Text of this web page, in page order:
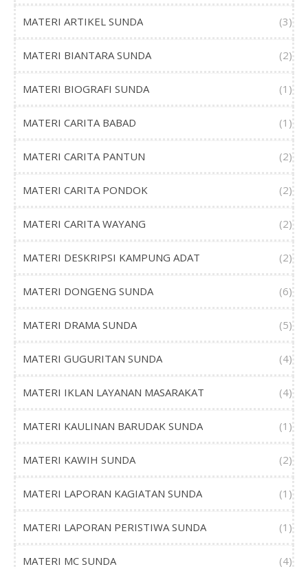
MATERI ARTIKEL SUNDA (3)
MATERI BIANTARA SUNDA (2)
MATERI BIOGRAFI SUNDA (1)
MATERI CARITA BABAD (1)
MATERI CARITA PANTUN (2)
MATERI CARITA PONDOK (2)
MATERI CARITA WAYANG (2)
MATERI DESKRIPSI KAMPUNG ADAT (2)
MATERI DONGENG SUNDA (6)
MATERI DRAMA SUNDA (5)
MATERI GUGURITAN SUNDA (4)
MATERI IKLAN LAYANAN MASARAKAT (4)
MATERI KAULINAN BARUDAK SUNDA (1)
MATERI KAWIH SUNDA (2)
MATERI LAPORAN KAGIATAN SUNDA (1)
MATERI LAPORAN PERISTIWA SUNDA (1)
MATERI MC SUNDA (4)